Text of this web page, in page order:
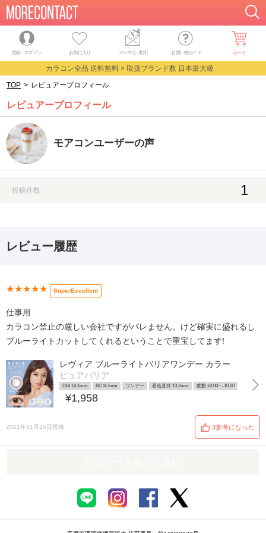
登録・ログイン お気に入り メルマガ・割引 お買い物ガイド カート
カラコン全品 送料無料 × 取扱ブランド数 日本最大級
TOP > レビュアープロフィール
レビュアープロフィール
モアコンユーザーの声
投稿件数 1
レビュー履歴
★★★★★ SuperExcellent
仕事用
カラコン禁止の厳しい会社ですがバレません。けど確実に盛れるし
ブルーライトカットしてくれるということで重宝してます!
レヴィア ブルーライトバリアワンデー カラー
ピュアバリア
DIA 14.1mm BC 8.7mm ワンデー 着色直径 13.2mm 度数 ±0.00~ -10.00
¥1,958
2021年11月25日投稿 3参考になった